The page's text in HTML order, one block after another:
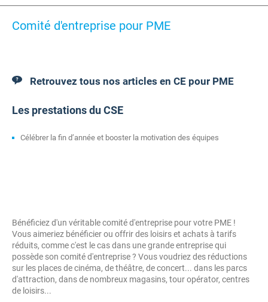
Comité d'entreprise pour PME
Retrouvez tous nos articles en CE pour PME
Les prestations du CSE
Célébrer la fin d’année et booster la motivation des équipes
Bénéficiez d'un véritable comité d'entreprise pour votre PME !
Vous aimeriez bénéficier ou offrir des loisirs et achats à tarifs
réduits, comme c'est le cas dans une grande entreprise qui
possède son comité d'entreprise ? Vous voudriez des réductions
sur les places de cinéma, de théâtre, de concert... dans les parcs
d'attraction, dans de nombreux magasins, tour opérator, centres
de loisirs...